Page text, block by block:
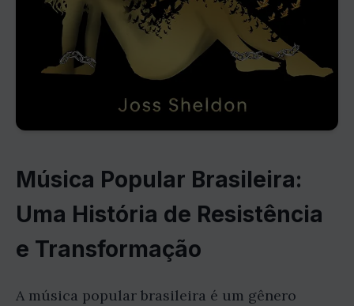
Música Popular Brasileira:
Uma História de Resistência
e Transformação
A música popular brasileira é um gênero